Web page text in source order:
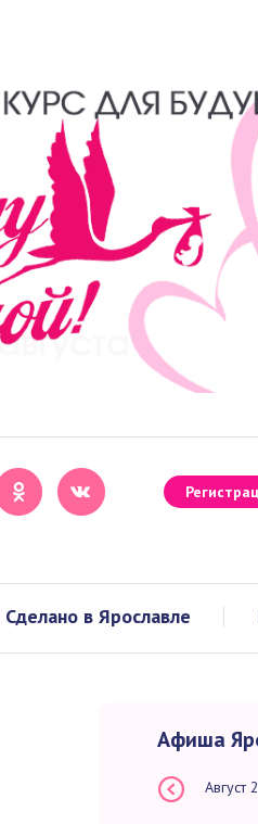
Сделано в Ярославле
Афиша
Август